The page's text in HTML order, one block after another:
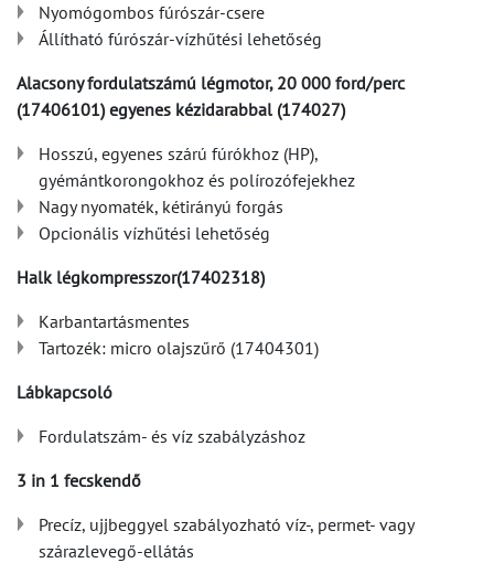
Nyomógombos fúrószár-csere
Állítható fúrószár-vízhűtési lehetőség
Alacsony fordulatszámú légmotor, 20 000 ford/perc
(17406101) egyenes kézidarabbal (174027)
Hosszú, egyenes szárú fúrókhoz (HP),
gyémántkorongokhoz és polírozófejekhez
Nagy nyomaték, kétirányú forgás
Opcionális vízhűtési lehetőség
Halk légkompresszor(17402318)
Karbantartásmentes
Tartozék: micro olajszűrő (17404301)
Lábkapcsoló
Fordulatszám- és víz szabályzáshoz
3 in 1 fecskendő
Precíz, ujjbeggyel szabályozható víz-, permet- vagy
szárazlevegő-ellátás